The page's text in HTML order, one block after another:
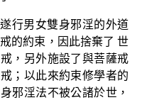
行男女雙身邪淫的外道
的約束，因此捨棄了 世
，另外施設了與菩薩戒
；以此來約束修學者的
邪淫法不被公諸於世，